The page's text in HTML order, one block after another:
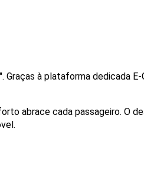
Graças à plataforma dedicada
abrace cada passageiro. O